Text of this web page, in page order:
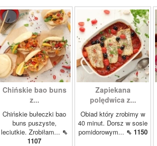
Chińskie bao buns
z...
Chińskie bułeczki bao
buns puszyste,
leciutkie. Zrobiłam... ⇖
1107
Zapiekana
polędwica z...
Obiad który zrobimy w
40 minut. Dorsz w sosie
pomidorowym... ⇖ 1150